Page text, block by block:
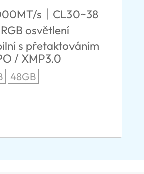
s｜CL30~38
osvětlení
s přetaktováním
/ XMP3.0
48GB